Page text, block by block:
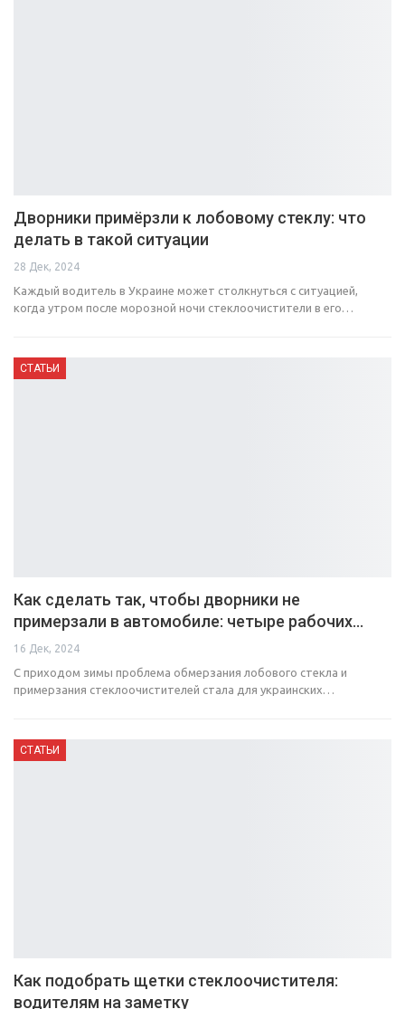
Дворники примёрзли к лобовому стеклу: что
делать в такой ситуации
28 Дек, 2024
Каждый водитель в Украине может столкнуться с ситуацией,
когда утром после морозной ночи стеклоочистители в его…
СТАТЬИ
Как сделать так, чтобы дворники не
примерзали в автомобиле: четыре рабочих…
16 Дек, 2024
С приходом зимы проблема обмерзания лобового стекла и
примерзания стеклоочистителей стала для украинских…
СТАТЬИ
Как подобрать щетки стеклоочистителя:
водителям на заметку